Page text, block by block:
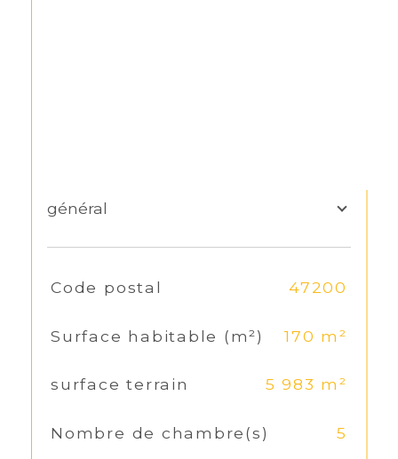
général
TRAD_SIROCCO_Caracteristique Valeurs
Code postal 47200
Surface habitable (m²) 170 m²
surface terrain 5 983 m²
Nombre de chambre(s) 5